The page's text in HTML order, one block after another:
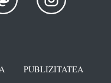
PUBLIZITATEA